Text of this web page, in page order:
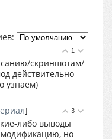
1
скриншотам/
действительно
узнаем)
3
]
либо выводы
но